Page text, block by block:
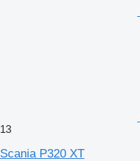
13
Scania P320 XT